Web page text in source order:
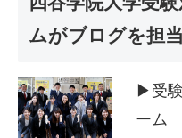
ムがブログを担
▶受
ーム